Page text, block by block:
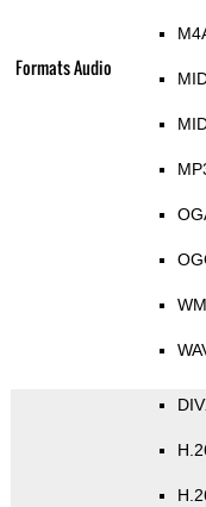
Formats Audio